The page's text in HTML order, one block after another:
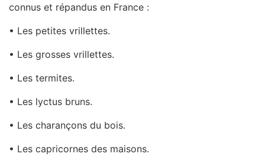
connus et répandus en France :
• Les petites vrillettes.
• Les grosses vrillettes.
• Les termites.
• Les lyctus bruns.
• Les charançons du bois.
• Les capricornes des maisons.